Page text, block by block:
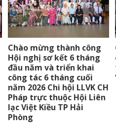
Chào mừng thành công
Hội nghị sơ kết 6 tháng
đầu năm và triển khai
công tác 6 tháng cuối
năm 2026 Chi hội LLVK CH
Pháp trực thuộc Hội Liên
lạc Việt Kiều TP Hải
Phòng